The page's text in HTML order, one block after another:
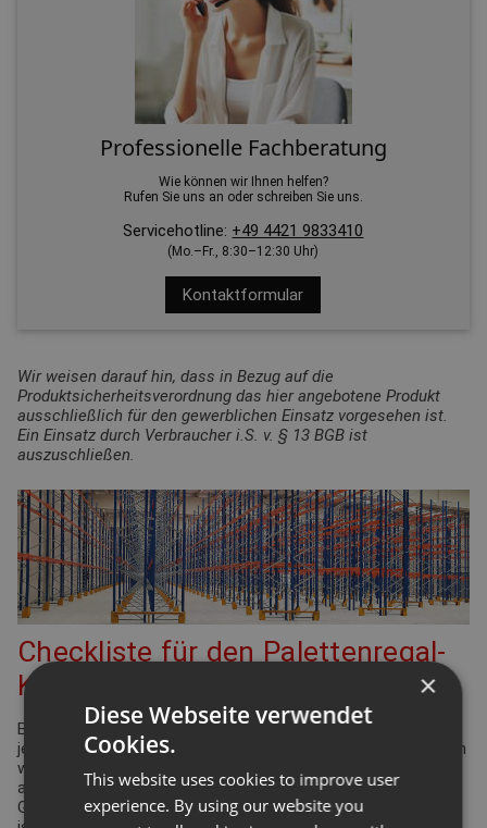
Professionelle Fachberatung
Wie können wir Ihnen helfen?
Rufen Sie uns an oder schreiben Sie uns.
Servicehotline: +49 4421 9833410
(Mo.–Fr., 8:30–12:30 Uhr)
Kontaktformular
Wir weisen darauf hin, dass in Bezug auf die
Produktsicherheitsverordnung das hier angebotene Produkt
ausschließlich für den gewerblichen Einsatz vorgesehen ist.
Ein Einsatz durch Verbraucher i.S. v. § 13 BGB ist
auszuschließen.
Checkliste für den Palettenregal-
Konfigurator
Bei der Planung Ihrer Regalanlage für Palettenregale gibt es
jede Menge Punkte zu überprüfen und einzuhalten. Viele davon
werden durch die Arbeitsstättenverordnung geregelt. Aber
auch Ergonomie und Effizienz spielen eine bedeutende Rolle.
Gleiches gilt für die Funktionsdefinition des Lagers: Wie hoch
×
Diese Webseite verwendet
Cookies.
This website uses cookies to improve user
experience. By using our website you